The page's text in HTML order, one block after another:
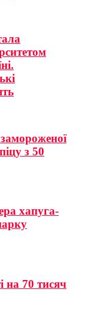
з 50
хапуга-
на 70 тисяч